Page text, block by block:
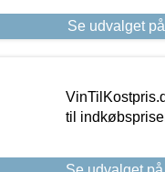
Se udvalget
til